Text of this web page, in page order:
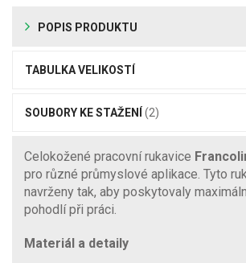
POPIS PRODUKTU
TABULKA VELIKOSTÍ
SOUBORY KE STAŽENÍ (2)
Celokožené pracovní rukavice
pro různé průmyslové aplikace. Tyto
navrženy tak, aby poskytovaly
pohodlí při práci.
Materiál a detaily